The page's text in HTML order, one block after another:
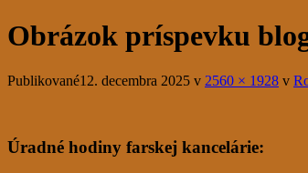
Obrázok príspevku
Publikované12. decembra 2025 v 2560 × 1928 v
Úradné hodiny farskej kancelárie: